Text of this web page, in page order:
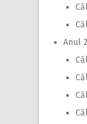
Anul